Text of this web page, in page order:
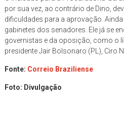
por sua vez, ao contrário de Dino,
dificuldades para a aprovação.
gabinetes dos senadores. Ele já se
governistas e da oposição, como o
presidente Jair Bolsonaro (PL), Ciro
Fonte: Correio Braziliense
Foto: Divulgação